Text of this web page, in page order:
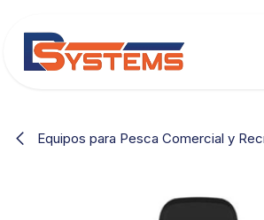
Equipos para Pesca Comercial y